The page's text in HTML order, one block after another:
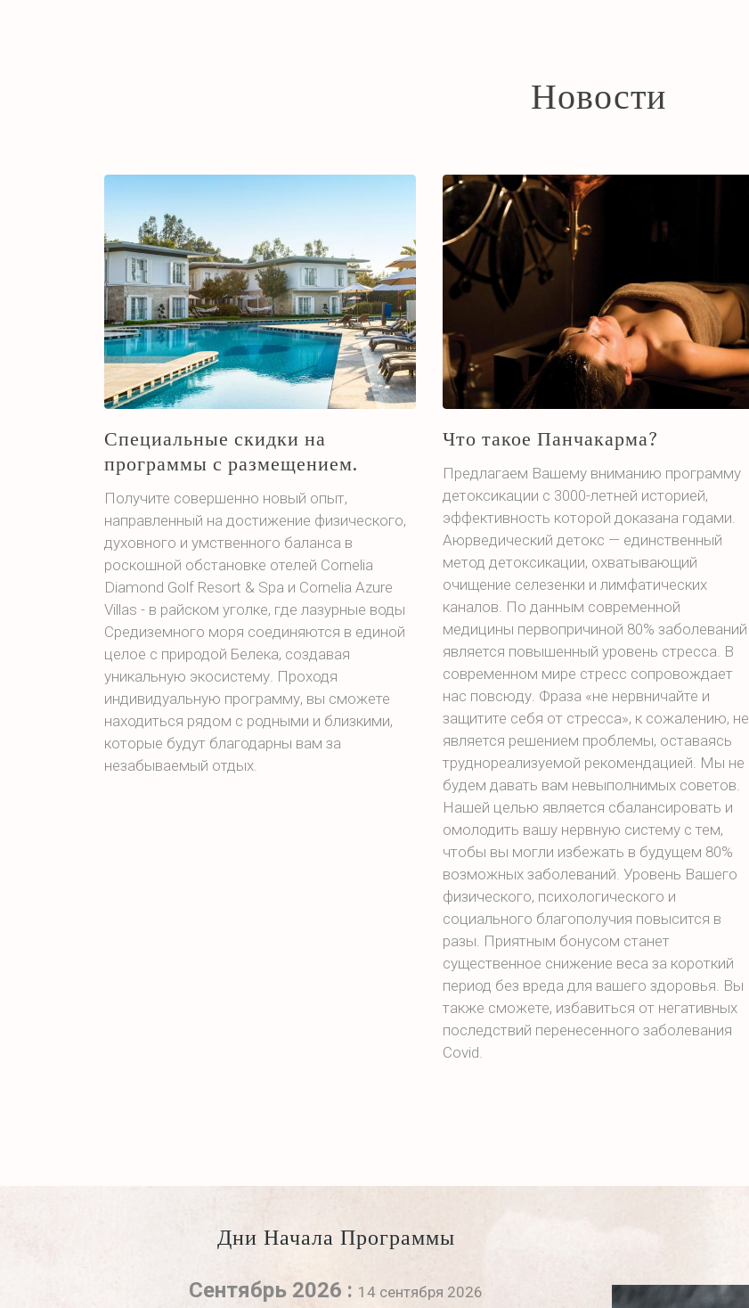
Новости
Специальные скидки на
программы с размещением.
Получите совершенно новый опыт,
направленный на достижение физического,
духовного и умственного баланса в
роскошной обстановке отелей Cornelia
Diamond Golf Resort & Spa и Cornelia Azure
Villas - в райском уголке, где лазурные воды
Средиземного моря соединяются в единой
целое с природой Белека, создавая
уникальную экосистему. Проходя
индивидуальную программу, вы сможете
находиться рядом с родными и близкими,
которые будут благодарны вам за
незабываемый отдых.
Что такое Панчакарма?
Предлагаем Вашему вниманию программу
детоксикации с 3000-летней историей,
эффективность которой доказана годами.
Аюрведический детокс — единственный
метод детоксикации, охватывающий
очищение селезенки и лимфатических
каналов. По данным современной
медицины первопричиной 80% заболеваний
является повышенный уровень стресса. В
современном мире стресс сопровождает
нас повсюду. Фраза «не нервничайте и
защитите себя от стресса», к сожалению, не
является решением проблемы, оставаясь
труднореализуемой рекомендацией. Мы не
будем давать вам невыполнимых советов.
Нашей целью является сбалансировать и
омолодить вашу нервную систему с тем,
чтобы вы могли избежать в будущем 80%
возможных заболеваний. Уровень Вашего
физического, психологического и
социального благополучия повысится в
разы. Приятным бонусом станет
существенное снижение веса за короткий
период без вреда для вашего здоровья. Вы
также сможете, избавиться от негативных
последствий перенесенного заболевания
Covid.
Дни Начала Программы
Сентябрь 2026 : 14 сентября 2026